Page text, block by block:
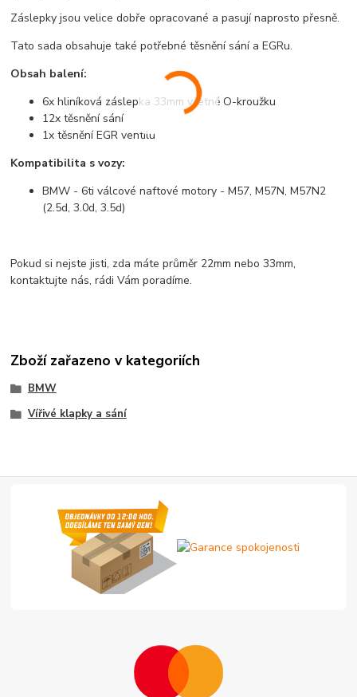
Záslepky jsou velice dobře opracované a pasují naprosto přesně.
Tato sada obsahuje také potřebné těsnění sání a EGRu.
Obsah balení:
6x hliníková záslepka 33mm včetně O-kroužku
12x těsnění sání
1x těsnění EGR ventilu
Kompatibilita s vozy:
BMW - 6ti válcové naftové motory - M57, M57N, M57N2
(2.5d, 3.0d, 3.5d)
Pokud si nejste jisti, zda máte průměr 22mm nebo 33mm,
kontaktujte nás, rádi Vám poradíme.
Zboží zařazeno v kategoriích
BMW
Vířivé klapky a sání